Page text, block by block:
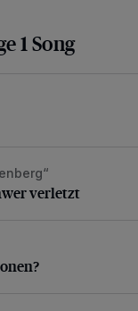
1 Song
verletzt
verletzt